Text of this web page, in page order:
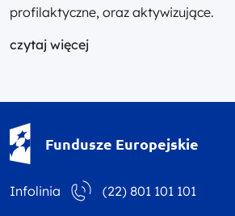
profilaktyczne, oraz aktywizujące.
czytaj więcej
Fundusze Europejskie
Infolinia (22) 801 101 101